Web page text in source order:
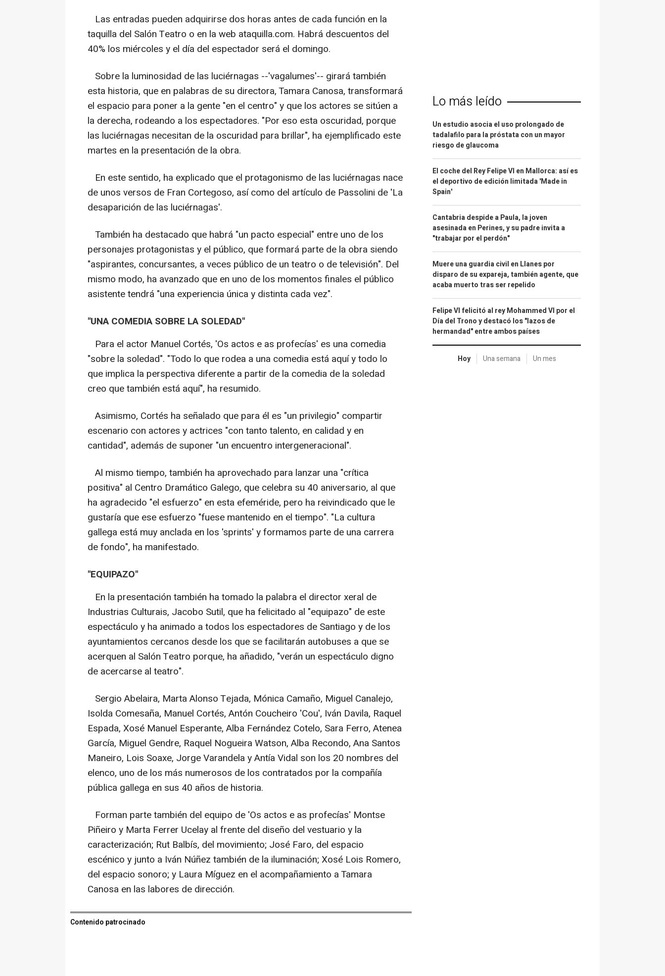
Las entradas pueden adquirirse dos horas antes de cada función en la
taquilla del Salón Teatro o en la web ataquilla.com. Habrá descuentos del
40% los miércoles y el día del espectador será el domingo.
Sobre la luminosidad de las luciérnagas --'vagalumes'-- girará también
esta historia, que en palabras de su directora, Tamara Canosa, transformará
el espacio para poner a la gente "en el centro" y que los actores se sitúen a
la derecha, rodeando a los espectadores. "Por eso esta oscuridad, porque
las luciérnagas necesitan de la oscuridad para brillar", ha ejemplificado este
martes en la presentación de la obra.
En este sentido, ha explicado que el protagonismo de las luciérnagas nace
de unos versos de Fran Cortegoso, así como del artículo de Passolini de 'La
desaparición de las luciérnagas'.
También ha destacado que habrá "un pacto especial" entre uno de los
personajes protagonistas y el público, que formará parte de la obra siendo
"aspirantes, concursantes, a veces público de un teatro o de televisión". Del
mismo modo, ha avanzado que en uno de los momentos finales el público
asistente tendrá "una experiencia única y distinta cada vez".
"UNA COMEDIA SOBRE LA SOLEDAD"
Para el actor Manuel Cortés, 'Os actos e as profecías' es una comedia
"sobre la soledad". "Todo lo que rodea a una comedia está aquí y todo lo
que implica la perspectiva diferente a partir de la comedia de la soledad
creo que también está aquí", ha resumido.
Asimismo, Cortés ha señalado que para él es "un privilegio" compartir
escenario con actores y actrices "con tanto talento, en calidad y en
cantidad", además de suponer "un encuentro intergeneracional".
Al mismo tiempo, también ha aprovechado para lanzar una "crítica
positiva" al Centro Dramático Galego, que celebra su 40 aniversario, al que
ha agradecido "el esfuerzo" en esta efeméride, pero ha reivindicado que le
gustaría que ese esfuerzo "fuese mantenido en el tiempo". "La cultura
gallega está muy anclada en los 'sprints' y formamos parte de una carrera
de fondo", ha manifestado.
"EQUIPAZO"
En la presentación también ha tomado la palabra el director xeral de
Industrias Culturais, Jacobo Sutil, que ha felicitado al "equipazo" de este
espectáculo y ha animado a todos los espectadores de Santiago y de los
ayuntamientos cercanos desde los que se facilitarán autobuses a que se
acerquen al Salón Teatro porque, ha añadido, "verán un espectáculo digno
de acercarse al teatro".
Sergio Abelaira, Marta Alonso Tejada, Mónica Camaño, Miguel Canalejo,
Isolda Comesaña, Manuel Cortés, Antón Coucheiro 'Cou', Iván Davila, Raquel
Espada, Xosé Manuel Esperante, Alba Fernández Cotelo, Sara Ferro, Atenea
García, Miguel Gendre, Raquel Nogueira Watson, Alba Recondo, Ana Santos
Maneiro, Lois Soaxe, Jorge Varandela y Antía Vidal son los 20 nombres del
elenco, uno de los más numerosos de los contratados por la compañía
pública gallega en sus 40 años de historia.
Forman parte también del equipo de 'Os actos e as profecías' Montse
Piñeiro y Marta Ferrer Ucelay al frente del diseño del vestuario y la
caracterización; Rut Balbís, del movimiento; José Faro, del espacio
escénico y junto a Iván Núñez también de la iluminación; Xosé Lois Romero,
del espacio sonoro; y Laura Míguez en el acompañamiento a Tamara
Canosa en las labores de dirección.
Contenido patrocinado
Lo más leído
Un estudio asocia el uso prolongado de
tadalafilo para la próstata con un mayor
riesgo de glaucoma
El coche del Rey Felipe VI en Mallorca: así es
el deportivo de edición limitada 'Made in
Spain'
Cantabria despide a Paula, la joven
asesinada en Perines, y su padre invita a
"trabajar por el perdón"
Muere una guardia civil en Llanes por
disparo de su expareja, también agente, que
acaba muerto tras ser repelido
Felipe VI felicitó al rey Mohammed VI por el
Día del Trono y destacó los "lazos de
hermandad" entre ambos países
Hoy Una semana Un mes